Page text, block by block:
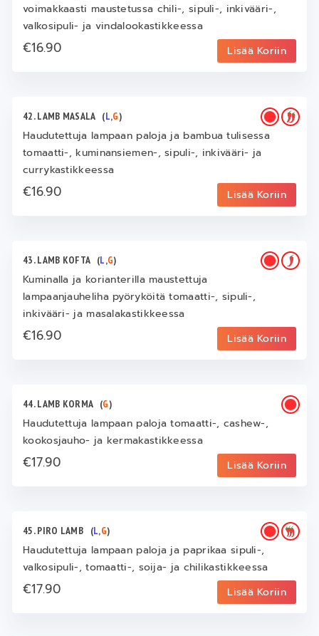
voimakkaasti maustetussa chili-, sipuli-, inkivääri-,
valkosipuli- ja vindalookastikkeessa
€16.90 Lisää Koriin
42. LAMB MASALA (L,G)
Haudutettuja lampaan paloja ja bambua tulisessa
tomaatti-, kuminansiemen-, sipuli-, inkivääri- ja
currykastikkeessa
€16.90 Lisää Koriin
43. LAMB KOFTA (L,G)
Kuminalla ja korianterilla maustettuja
lampaanjauheliha pyöryköitä tomaatti-, sipuli-,
inkivääri- ja masalakastikkeessa
€16.90 Lisää Koriin
44. LAMB KORMA (G)
Haudutettuja lampaan paloja tomaatti-, cashew-,
kookosjauho- ja kermakastikkeessa
€17.90 Lisää Koriin
45. PIRO LAMB (L,G)
Haudutettuja lampaan paloja ja paprikaa sipuli-,
valkosipuli-, tomaatti-, soija- ja chilikastikkeessa
€17.90 Lisää Koriin